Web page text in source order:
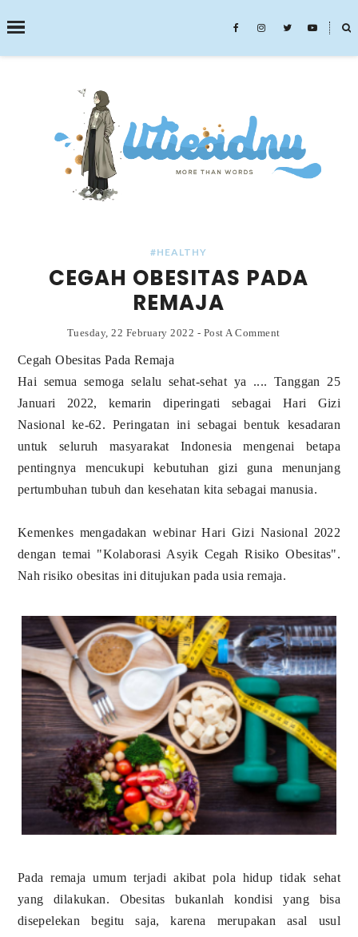
˟
SEARCH THIS BLOG
#HEALTHY
CEGAH OBESITAS PADA
REMAJA
Tuesday, 22 February 2022 - Post A Comment
Cegah Obesitas Pada Remaja
Hai semua semoga selalu sehat-sehat ya .... Tanggan 25
Januari 2022, kemarin diperingati sebagai Hari Gizi
Nasional ke-62. Peringatan ini sebagai bentuk kesadaran
untuk seluruh masyarakat Indonesia mengenai betapa
pentingnya mencukupi kebutuhan gizi guna menunjang
pertumbuhan tubuh dan kesehatan kita sebagai manusia.
Kemenkes mengadakan webinar Hari Gizi Nasional 2022
dengan temai "Kolaborasi Asyik Cegah Risiko Obesitas".
Nah risiko obesitas ini ditujukan pada usia remaja.
Pada remaja umum terjadi akibat pola hidup tidak sehat
yang dilakukan. Obesitas bukanlah kondisi yang bisa
disepelekan begitu saja, karena merupakan asal usul